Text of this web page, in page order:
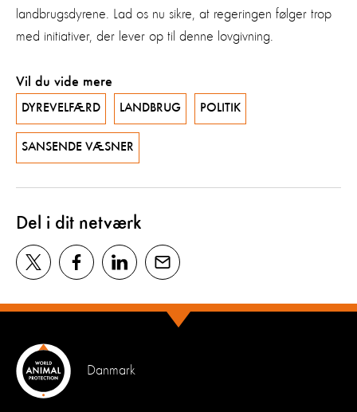
landbrugsdyrene. Lad os nu sikre, at regeringen følger trop
med initiativer, der lever op til denne lovgivning.
Vil du vide mere
DYREVELFÆRD LANDBRUG POLITIK
SANSENDE VÆSNER
Del i dit netværk
Danmark